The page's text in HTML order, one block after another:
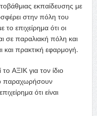
εκπαίδευσης με
στην πόλη του
επιχείρημα ότι οι
σε παραλιακή πόλη και
και πρακτική εφαρμογή.
ΑΞΙΚ για τον ίδιο
παραχωρήσουν
ότι είναι